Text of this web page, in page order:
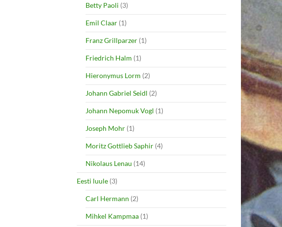
Betty Paoli (3)
Emil Claar (1)
Franz Grillparzer (1)
Friedrich Halm (1)
Hieronymus Lorm (2)
Johann Gabriel Seidl (2)
Johann Nepomuk Vogl (1)
Joseph Mohr (1)
Moritz Gottlieb Saphir (4)
Nikolaus Lenau (14)
Eesti luule (3)
Carl Hermann (2)
Mihkel Kampmaa (1)